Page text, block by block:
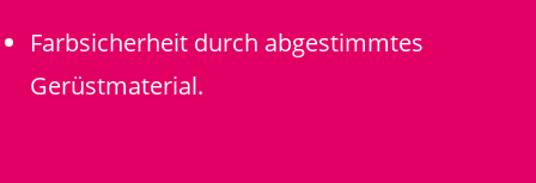
Farbsicherheit durch abgestimmtes
Gerüstmaterial.